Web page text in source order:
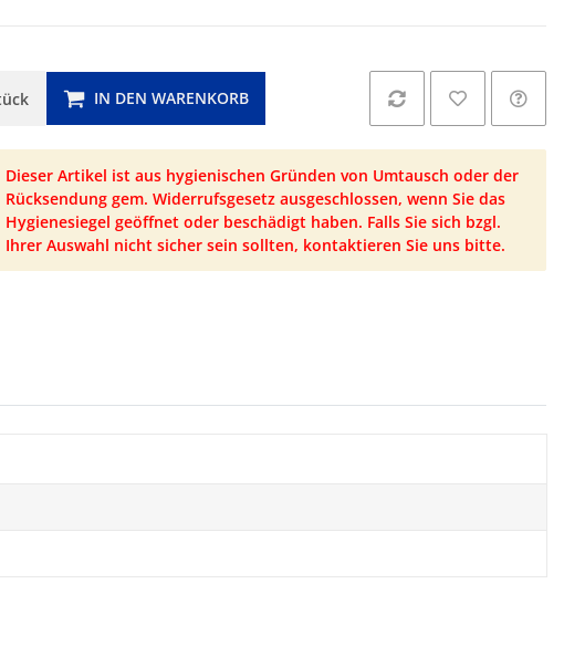
IN DEN WARENKORB
Dieser Artikel ist aus hygienischen Gründen von Umtausch oder der
Rücksendung gem. Widerrufsgesetz ausgeschlossen, wenn Sie das
Hygienesiegel geöffnet oder beschädigt haben. Falls Sie sich bzgl.
Ihrer Auswahl nicht sicher sein sollten, kontaktieren Sie uns bitte.